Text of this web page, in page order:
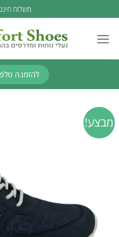
to
content
משלוח חינם
להזמנה טלפונית:
מבצע!